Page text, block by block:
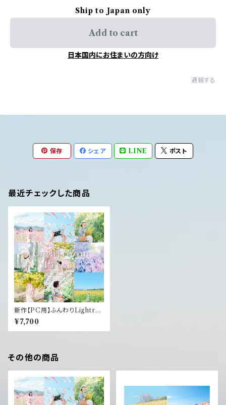
Ship to Japan only
Add to cart
日本国内にお住まいの方向け
通報する
保存 シェア LINE ポスト
最近チェックした商品
新作【PC用】ふんわりLightro
omプリセット3つセット【brillian
t】
¥7,700
その他の商品